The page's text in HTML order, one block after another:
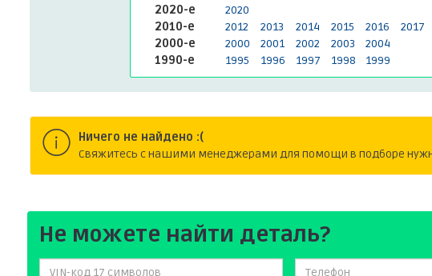
2020-е
2020
2010-е
2012 2013 2014 2015 2016 2017
2000-е
2000 2001 2002 2003
2004
1990-е
1995 1996 1997 1998 1999
Ничего не найдено :(
Cвяжитесь с нашими менеджерами для помощи в подборе
Не можете найти деталь?